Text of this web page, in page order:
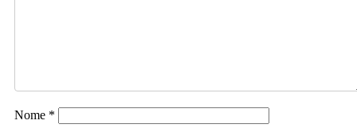
Nome *